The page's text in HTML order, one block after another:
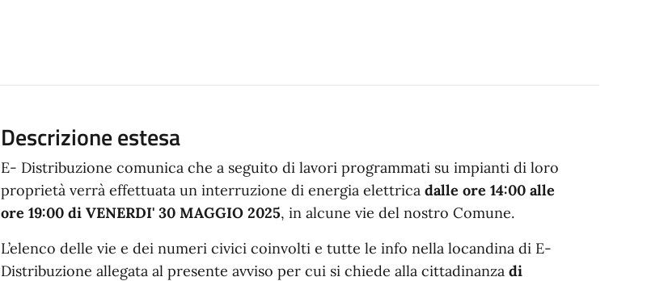
Descrizione estesa
E- Distribuzione comunica che a seguito di lavori programmati su impianti di loro
proprietà verrà effettuata un interruzione di energia elettrica dalle ore 14:00 alle
ore 19:00 di VENERDI' 30 MAGGIO 2025, in alcune vie del nostro Comune.
L’elenco delle vie e dei numeri civici coinvolti e tutte le info nella locandina di E-
Distribuzione allegata al presente avviso per cui si chiede alla cittadinanza di